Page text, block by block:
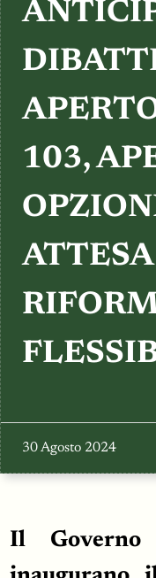
103,
30 Agosto 2024
Il